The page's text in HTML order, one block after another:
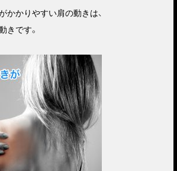
かかりやすい肩の動きは、
きです。